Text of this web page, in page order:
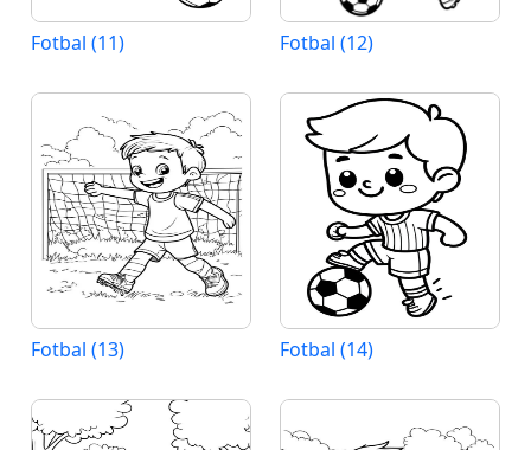
Fotbal (11) Fotbal (12)
Fotbal (13) Fotbal (14)